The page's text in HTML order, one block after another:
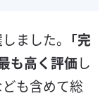
在籍
ト除去
ました。 「完
も高く評価し
も含めて総